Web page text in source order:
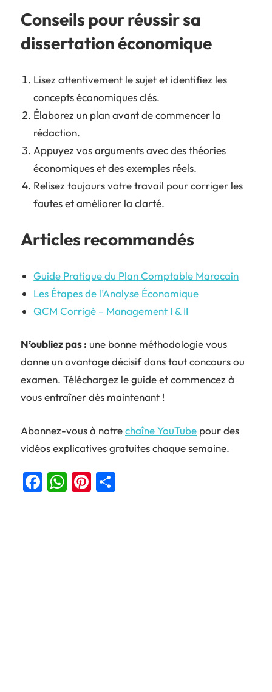
Conseils pour réussir sa
dissertation économique
Lisez attentivement le sujet et identifiez les
concepts économiques clés.
Élaborez un plan avant de commencer la
rédaction.
Appuyez vos arguments avec des théories
économiques et des exemples réels.
Relisez toujours votre travail pour corriger les
fautes et améliorer la clarté.
Articles recommandés
Guide Pratique du Plan Comptable Marocain
Les Étapes de l’Analyse Économique
QCM Corrigé – Management I & II
N’oubliez pas : une bonne méthodologie vous
donne un avantage décisif dans tout concours ou
examen. Téléchargez le guide et commencez à
vous entraîner dès maintenant !
Abonnez-vous à notrechaîne YouTube pour des
vidéos explicatives gratuites chaque semaine.
Facebook
WhatsApp
Pinterest